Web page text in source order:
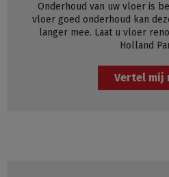
Onderhoud van uw vloer is
vloer goed onderhoud kan
langer mee. Laat u vloer
Holland
Vertel mij